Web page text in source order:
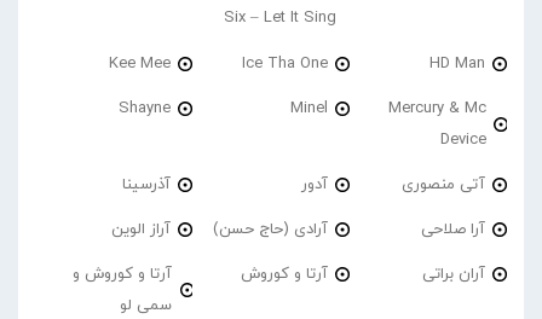
Six – Let It Sing
HD Man
Ice Tha One
Kee Mee
Mercury & Mc
Device
Minel
Shayne
آتی منصوری آدور آذرسینا
آرا صلاحی آرادی (حاج حسن) آراز الوین
آران براتی آرتا و کوروش
آرتا و کوروش و
سمی لو